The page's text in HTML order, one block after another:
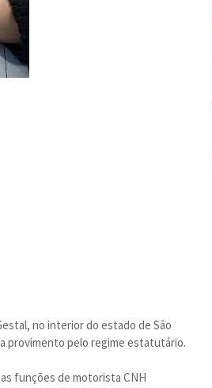
no interior do estado de São
provimento pelo regime estatutário.
funções de motorista CNH